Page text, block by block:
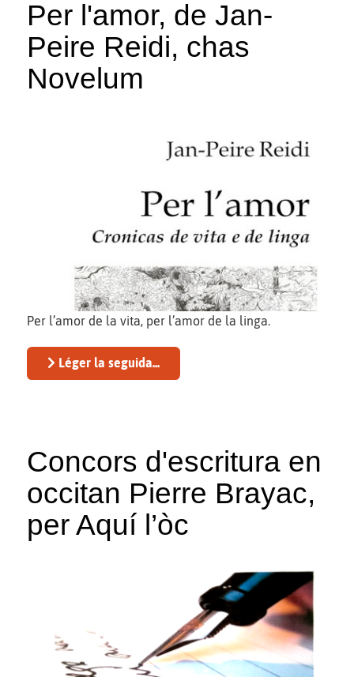
Per l'amor, de Jan-
Peire Reidi, chas
Novelum
Per l’amor de la vita, per l’amor de la linga.
Léger la seguida...
Concors d'escritura en
occitan Pierre Brayac,
per Aquí l’òc